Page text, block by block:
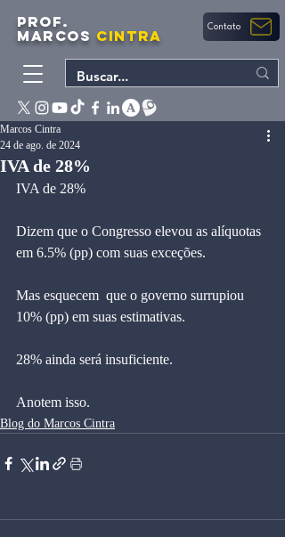
PROF.
MARCOS CINTRA Contato
IVA de 28%
Marcos Cintra
24 de ago. de 2024
IVA de 28%
Dizem que o Congresso elevou as alíquotas
em 6.5% (pp) com suas exceções.
Mas esquecem  que o governo surrupiou
10% (pp) em suas estimativas.
28% ainda será insuficiente.
Anotem isso.
Blog do Marcos Cintra